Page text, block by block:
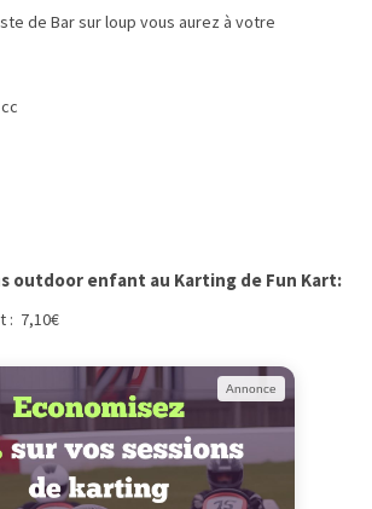
de Bar sur loup vous aurez à votre
outdoor enfant au Karting de Fun Kart:
: 7,10€
Annonce